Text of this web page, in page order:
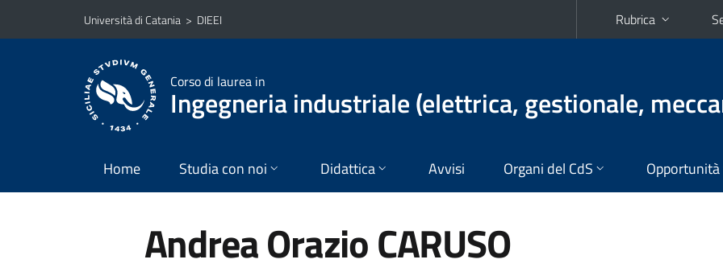
Vai al contenuto principale
Vai al menu di navigazione
Università di Catania > DIEEI Rubrica
Corso di laurea in
Ingegneria industriale (elettrica, gestionale,
Home Studia con noi Didattica Avvisi Organi del CdS Opportunità
Andrea Orazio CARUSO